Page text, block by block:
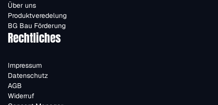
Über uns
Produktveredelung
BG Bau Förderung
Rechtliches
Impressum
Datenschutz
AGB
Widerruf